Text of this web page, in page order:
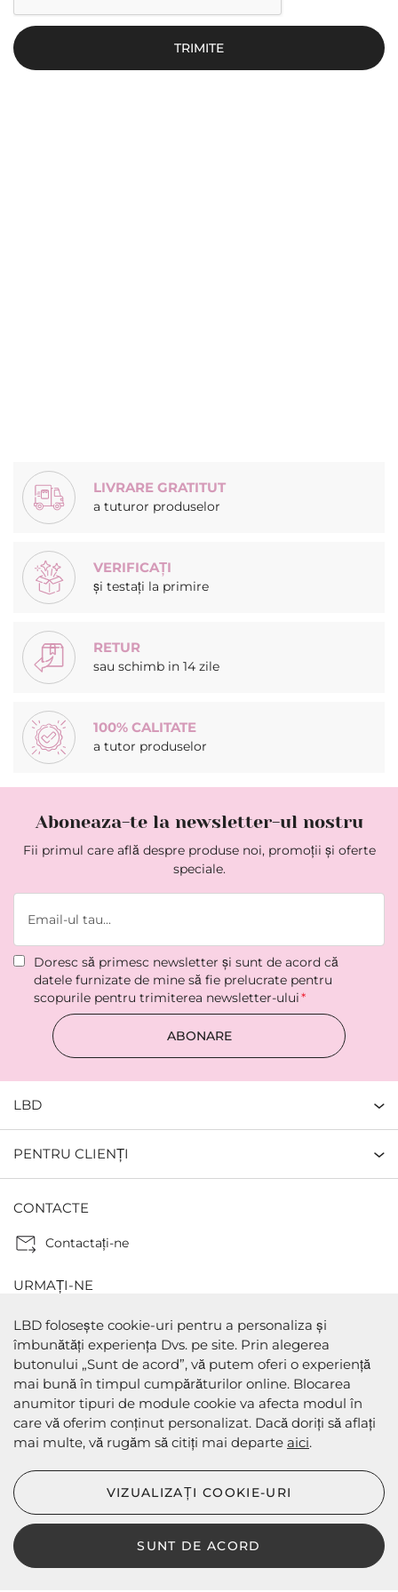
TRIMITE
LIVRARE GRATITUT
a tuturor produselor
VERIFICAȚI
și testați la primire
RETUR
sau schimb in 14 zile
100% CALITATE
a tutor produselor
Aboneaza-te la newsletter-ul nostru
Fii primul care află despre produse noi, promoții și oferte
speciale.
Doresc să primesc newsletter şi sunt de acord că
datele furnizate de mine să fie prelucrate pentru
scopurile pentru trimiterea newsletter-ului
ABONARE
LBD
PENTRU CLIENȚI
CONTACTE
Contactaţi-ne
URMAȚI-NE
METODE DE PLATA
METODE DE EXPEDIERE
LBD © 2024 - Toate drepturile rezervate
LBD folosește cookie-uri pentru a personaliza și
îmbunătăți experiența Dvs. pe site. Prin alegerea
butonului „Sunt de acord”, vă putem oferi o experiență
mai bună în timpul cumpărăturilor online. Blocarea
anumitor tipuri de module cookie va afecta modul în
care vă oferim conținut personalizat. Dacă doriți să aflați
mai multe, vă rugăm să citiți mai departe aici.
SUNT DE ACORD
VIZUALIZAȚI COOKIE-URI